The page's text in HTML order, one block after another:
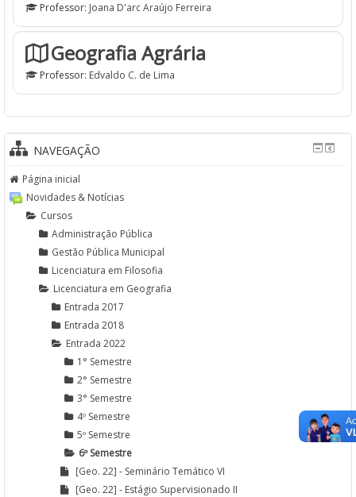
Professor: Joana D'arc Araújo Ferreira
Geografia Agrária
Professor: Edvaldo C. de Lima
NAVEGAÇÃO
Página inicial
Novidades & Notícias
Cursos
Administração Pública
Gestão Pública Municipal
Licenciatura em Filosofia
Licenciatura em Geografia
Entrada 2017
Entrada 2018
Entrada 2022
1° Semestre
2° Semestre
3° Semestre
4º Semestre
5º Semestre
6º Semestre
[Geo. 22] - Seminário Temático VI
[Geo. 22] - Estágio Supervisionado II